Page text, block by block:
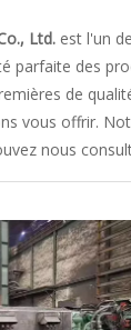
Ltd. est l'un
parfaite des
de
vous offrir.
nous